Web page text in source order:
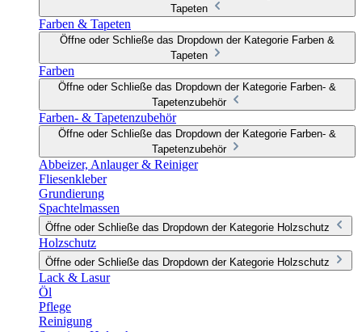
Tapeten
Farben & Tapeten
Öffne oder Schließe das Dropdown der Kategorie Farben &
Tapeten
Farben
Öffne oder Schließe das Dropdown der Kategorie Farben- &
Tapetenzubehör
Farben- & Tapetenzubehör
Öffne oder Schließe das Dropdown der Kategorie Farben- &
Tapetenzubehör
Abbeizer, Anlauger & Reiniger
Fliesenkleber
Grundierung
Spachtelmassen
Öffne oder Schließe das Dropdown der Kategorie Holzschutz
Holzschutz
Öffne oder Schließe das Dropdown der Kategorie Holzschutz
Lack & Lasur
Öl
Pflege
Reinigung